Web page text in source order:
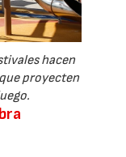
hacen
proyecten